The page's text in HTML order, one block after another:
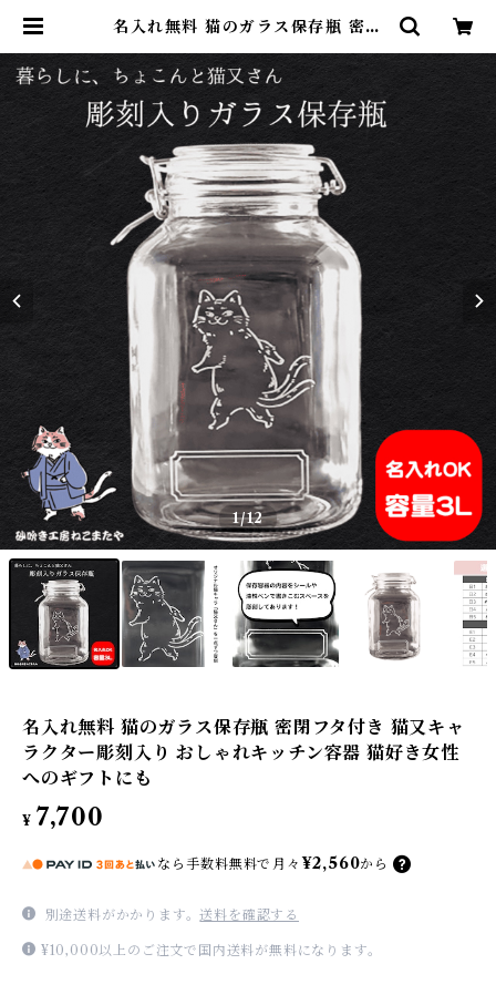
名入れ無料 猫のガラス保存瓶 密閉
おしゃれキッチン容器 猫好き女性へ
のギフトにも | 名入れ専門店 砂吹き
工房ねこまたや
1/12
名入れ無料 猫のガラス保存瓶 密閉フタ付き 猫又キャ
ラクター彫刻入り おしゃれキッチン容器 猫好き女性
へのギフトにも
¥ 7,700
なら 手数料無料で 月々 ¥2,560から
別途送料がかかります。送料を確認する
¥10,000以上のご注文で国内送料が無料になります。